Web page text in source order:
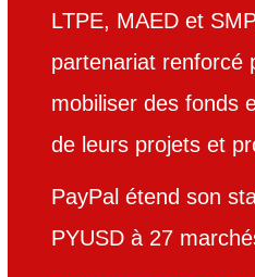
LTPE, MAED et
partenariat renforcé
mobiliser des fonds
de leurs projets et
PayPal étend son
PYUSD à 27